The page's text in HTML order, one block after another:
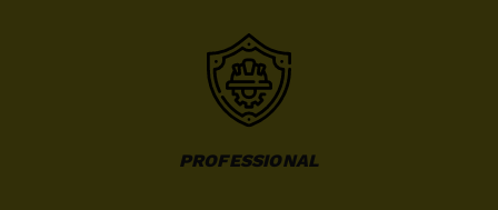
PROFESSIONAL